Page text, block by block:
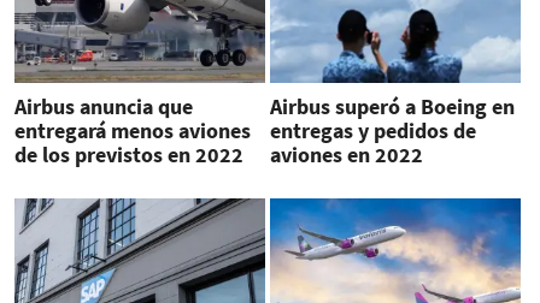
Airbus anuncia que
entregará menos aviones
de los previstos en 2022
Airbus superó a Boeing en
entregas y pedidos de
aviones en 2022